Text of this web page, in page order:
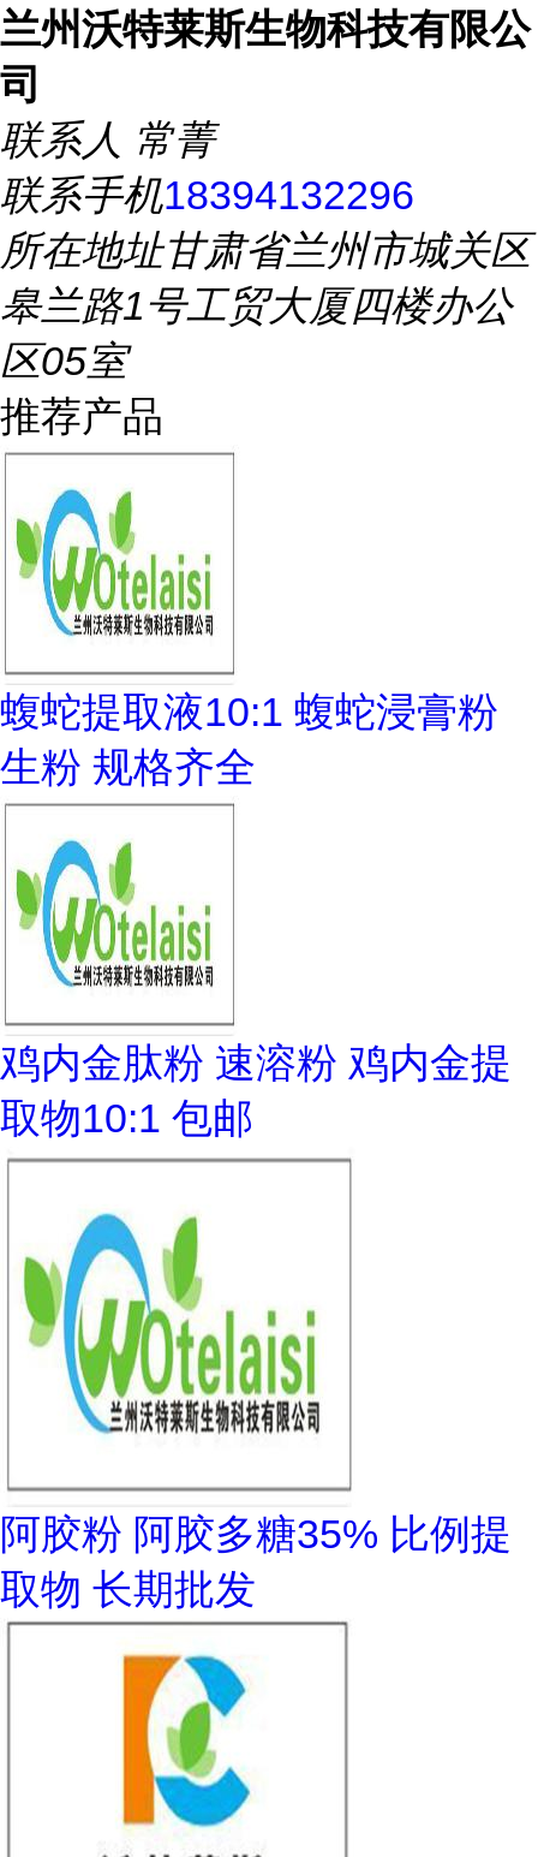
兰州沃特莱斯生物科技有限公
司
联系人 常菁
联系手机18394132296
所在地址甘肃省兰州市城关区
皋兰路1号工贸大厦四楼办公
区05室
推荐产品
蝮蛇提取液10:1 蝮蛇浸膏粉
生粉 规格齐全
鸡内金肽粉 速溶粉 鸡内金提
取物10:1 包邮
阿胶粉 阿胶多糖35% 比例提
取物 长期批发